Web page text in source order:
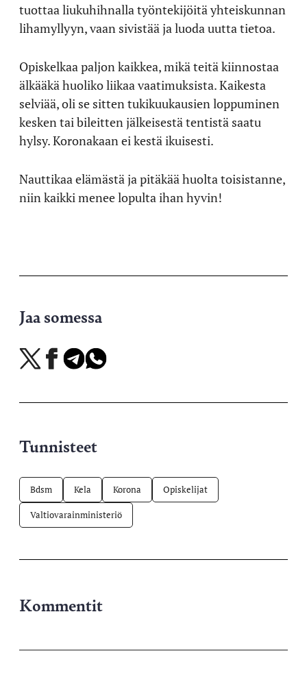
tuottaa liukuhihnalla työntekijöitä yhteiskunnan
lihamyllyyn, vaan sivistää ja luoda uutta tietoa.
Opiskelkaa paljon kaikkea, mikä teitä kiinnostaa
älkääkä huoliko liikaa vaatimuksista. Kaikesta
selviää, oli se sitten tukikuukausien loppuminen
kesken tai bileitten jälkeisestä tentistä saatu
hylsy. Koronakaan ei kestä ikuisesti.
Nauttikaa elämästä ja pitäkää huolta toisistanne,
niin kaikki menee lopulta ihan hyvin!
Jaa somessa
Jaa
X-
Jaa
Facebookissa
Jaa
Telegramissa
Jaa
WhatsAppissa
Tunnisteet
Bdsm Kela Korona Opiskelijat
Valtiovarainministeriö
Kommentit